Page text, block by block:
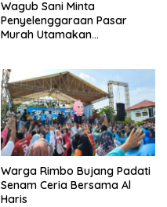
Wagub Sani Minta
Penyelenggaraan Pasar
Murah Utamakan
Warga Rimbo Bujang Padati
Senam Ceria Bersama Al
Haris